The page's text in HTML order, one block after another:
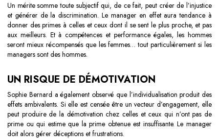
Un mérite somme toute subjectif qui, de ce fait, peut créer de l’injustice
et générer de la discrimination. Le manager en effet aura tendance à
donner des primes à celles et ceux dont il se sent le plus proche, et pas
aux meilleurs. Et à compétences et performance égales, les hommes
seront mieux récompensés que les femmes… tout particulièrement si les
managers sont des hommes.
UN RISQUE DE DÉMOTIVATION
Sophie Bernard a également observé que l’individualisation produit des
effets ambivalents. Si elle est censée être un vecteur d’engagement, elle
peut produire de la démotivation chez celles et ceux qui n’ont pas de
prime ou qui estime que la prime obtenue est insuffisante. Le manager
doit alors gérer déceptions et frustrations.